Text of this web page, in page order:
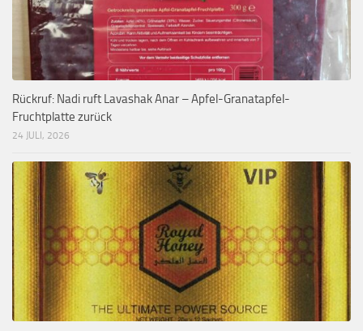
Rückruf: Nadi ruft Lavashak Anar – Apfel-Granatapfel-
Fruchtplatte zurück
24 JULI, 2026